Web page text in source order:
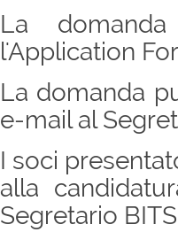
La
l'Application
La domanda
e-mail al
I soci
alla
Segretario